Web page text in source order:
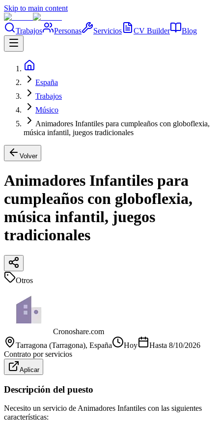
Skip to main content
Trabajos Personas Servicios CV Builder Blog
España
Trabajos
Músico
Animadores Infantiles para cumpleaños con globoflexia,
música infantil, juegos tradicionales
Volver
Animadores Infantiles para
cumpleaños con globoflexia,
música infantil, juegos
tradicionales
Otros
Cronoshare.com
Tarragona (Tarragona), España Hoy Hasta 8/10/2026
Contrato por servicios
Aplicar
Descripción del puesto
Necesito un servicio de Animadores Infantiles con las siguientes
características: